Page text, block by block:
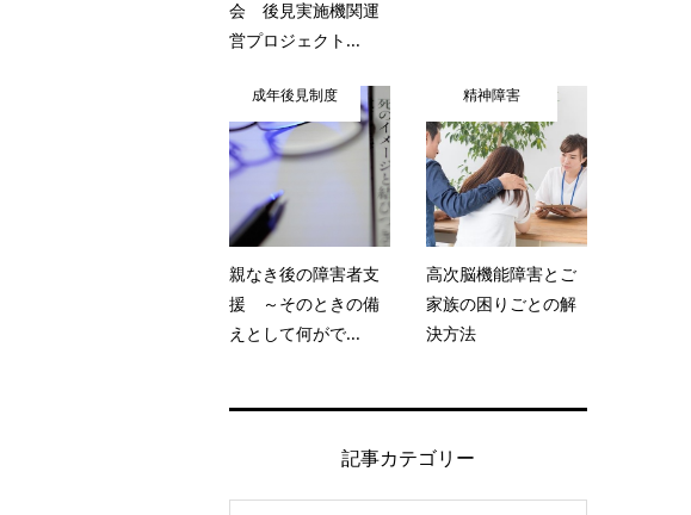
会 後見実施機関運
営プロジェクト...
成年後見制度
親なき後の障害者支
援 ～そのときの備
えとして何がで...
精神障害
高次脳機能障害とご
家族の困りごとの解
決方法
記事カテゴリー